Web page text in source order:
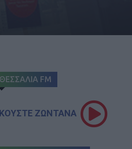
ΘΕΣΣΑΛΙΑ FM
ΖΩΝΤΑΝΑ